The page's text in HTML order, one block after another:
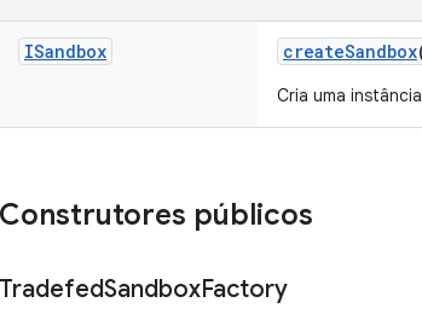
ISandbox createSandbox
Cria uma
Construtores públicos
TradefedSandboxFactory